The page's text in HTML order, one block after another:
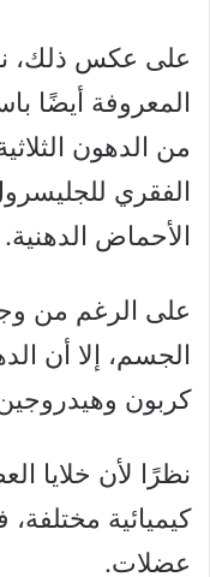
على عكس ذلك،
المعروفة أيضًا
من الدهون
الفقري
الأحماض الدهنية.
على الرغم من
الجسم، إلا أن
كربون
نظرًا لأن خلايا
كيميائية
عضلات.